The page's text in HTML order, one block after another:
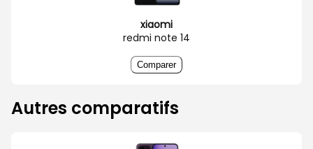
xiaomi
redmi note 14
Comparer
Autres comparatifs